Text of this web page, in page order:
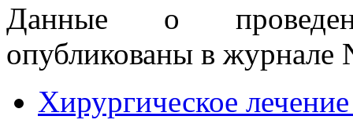
Данные о
опубликованы в
Хирургическое